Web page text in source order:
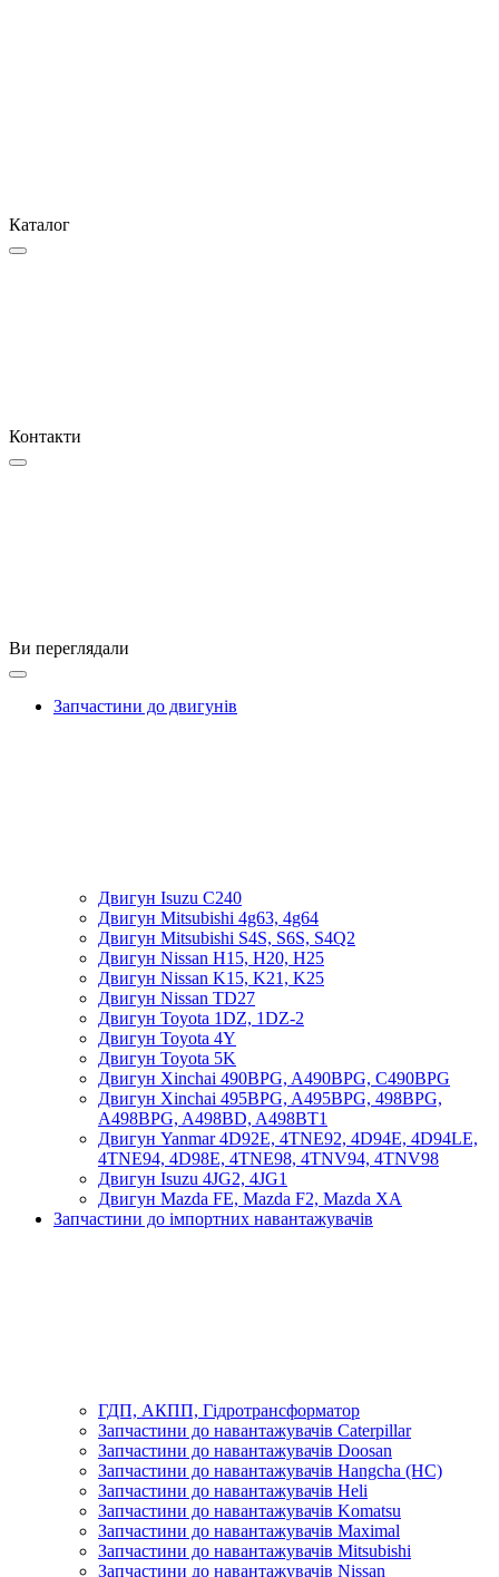
Каталог
Контакти
Ви переглядали
Запчастини до двигунів
Двигун Isuzu C240
Двигун Mitsubishi 4g63, 4g64
Двигун Mitsubishi S4S, S6S, S4Q2
Двигун Nissan H15, H20, H25
Двигун Nissan K15, K21, K25
Двигун Nissan TD27
Двигун Toyota 1DZ, 1DZ-2
Двигун Toyota 4Y
Двигун Toyota 5K
Двигун Xinchai 490BPG, A490BPG, C490BPG
Двигун Xinchai 495BPG, A495BPG, 498BPG,
A498BPG, A498BD, A498BT1
Двигун Yanmar 4D92E, 4TNE92, 4D94E, 4D94LE,
4TNE94, 4D98E, 4TNE98, 4TNV94, 4TNV98
Двигун Isuzu 4JG2, 4JG1
Двигун Mazda FE, Mazda F2, Mazda XA
Запчастини до імпортних навантажувачів
ГДП, АКПП, Гідротрансформатор
Запчастини до навантажувачів Caterpillar
Запчастини до навантажувачів Doosan
Запчастини до навантажувачів Hangcha (HC)
Запчастини до навантажувачів Heli
Запчастини до навантажувачів Komatsu
Запчастини до навантажувачів Maximal
Запчастини до навантажувачів Mitsubishi
Запчастини до навантажувачів Nissan